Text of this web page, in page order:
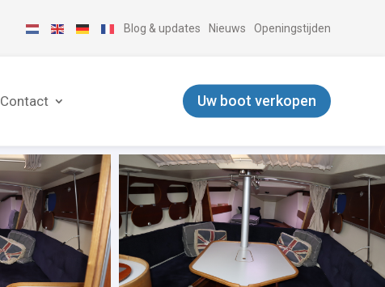
Blog & updates Nieuws Openingstijden
Contact Uw boot verkopen